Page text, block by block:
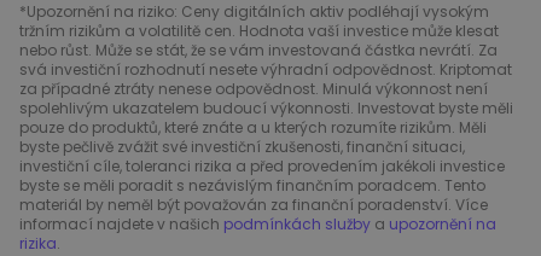
*Upozornění na riziko: Ceny digitálních aktiv podléhají vysokým
tržním rizikům a volatilitě cen. Hodnota vaší investice může klesat
nebo růst. Může se stát, že se vám investovaná částka nevrátí. Za
svá investiční rozhodnutí nesete výhradní odpovědnost. Kriptomat
za případné ztráty nenese odpovědnost. Minulá výkonnost není
spolehlivým ukazatelem budoucí výkonnosti. Investovat byste měli
pouze do produktů, které znáte a u kterých rozumíte rizikům. Měli
byste pečlivě zvážit své investiční zkušenosti, finanční situaci,
investiční cíle, toleranci rizika a před provedením jakékoli investice
byste se měli poradit s nezávislým finančním poradcem. Tento
materiál by neměl být považován za finanční poradenství. Více
informací najdete v našich podmínkách služby a upozornění na
rizika.